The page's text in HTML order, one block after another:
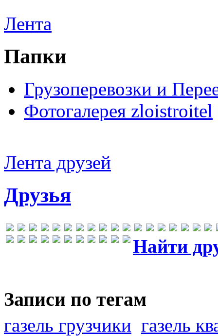
Лента
Папки
Грузоперевозки и
Фотогалерея zloistroitel
Лента друзей
Друзья
Найти
Записи по тегам
газель грузчики газель